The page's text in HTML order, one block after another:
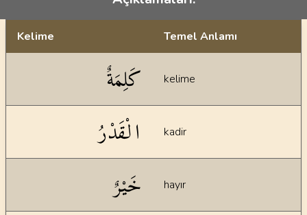
Kelime Temel Anlamı
كَلِمَةٌ kelime
الْقَدْرُ kadir
خَيْرٌ hayır